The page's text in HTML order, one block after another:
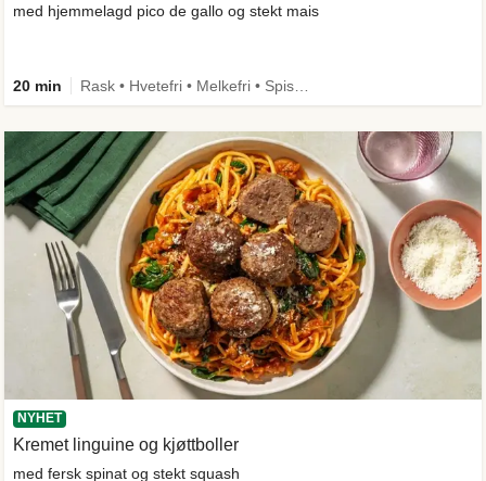
med hjemmelagd pico de gallo og stekt mais
20 min
NYHET
Kremet linguine og kjøttboller
med fersk spinat og stekt squash